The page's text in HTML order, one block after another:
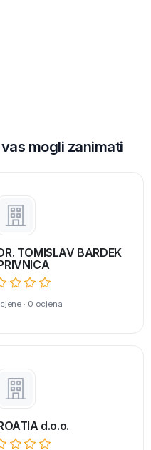
mogli zanimati
TOMISLAV BARDEK
· 0 ocjena
d.o.o.